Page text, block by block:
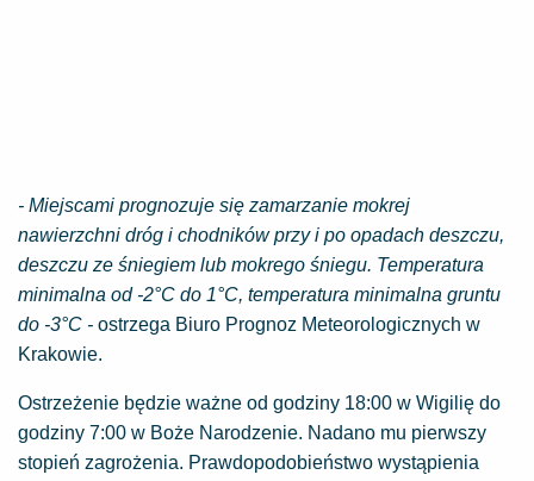
- Miejscami prognozuje się zamarzanie mokrej
nawierzchni dróg i chodników przy i po opadach deszczu,
deszczu ze śniegiem lub mokrego śniegu. Temperatura
minimalna od -2°C do 1°C, temperatura minimalna gruntu
do -3°C - ostrzega Biuro Prognoz Meteorologicznych w
Krakowie.
Ostrzeżenie będzie ważne od godziny 18:00 w Wigilię do
godziny 7:00 w Boże Narodzenie. Nadano mu pierwszy
stopień zagrożenia. Prawdopodobieństwo wystąpienia